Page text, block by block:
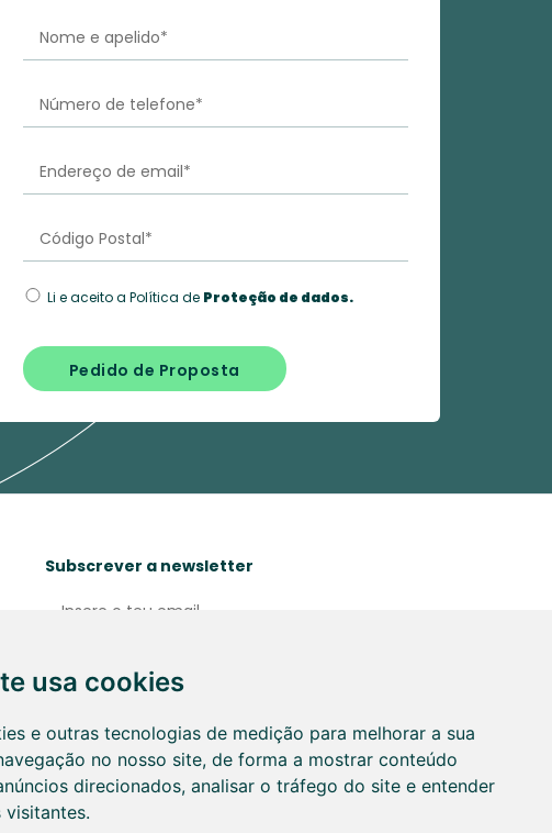
usa cookies
e outras tecnologias de medição para melhorar a sua
no nosso site, de forma a mostrar conteúdo
direcionados, analisar o tráfego do site e entender
visitantes.
Li e aceito a Política de Proteção de dados.
Pedido de Proposta
Subscrever a newsletter
Proteção de dados.